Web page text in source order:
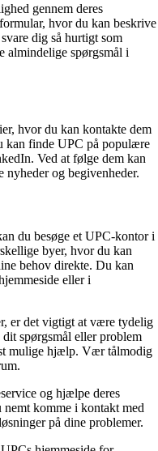
gennem deres
hvor du kan beskrive
dig så hurtigt som
almindelige spørgsmål i
hvor du kan kontakte dem
kan finde UPC på populære
Ved at følge dem kan
nyheder og begivenheder.
du besøge et UPC-kontor i
byer, hvor du kan
behov direkte. Du kan
eller i
er det vigtigt at være tydelig
spørgsmål eller problem
mulige hjælp. Vær tålmodig
og hjælpe deres
komme i kontakt med
på dine problemer.